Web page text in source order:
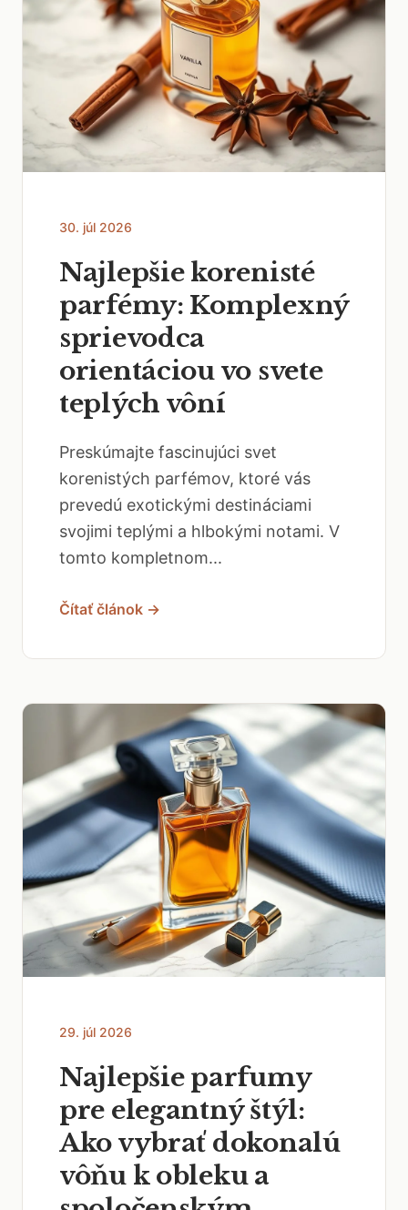
30. júl 2026
Najlepšie korenisté
parfémy: Komplexný
sprievodca
orientáciou vo svete
teplých vôní
Preskúmajte fascinujúci svet
korenistých parfémov, ktoré vás
prevedú exotickými destináciami
svojimi teplými a hlbokými notami. V
tomto kompletnom...
Čítať článok →
29. júl 2026
Najlepšie parfumy
pre elegantný štýl:
Ako vybrať dokonalú
vôňu k obleku a